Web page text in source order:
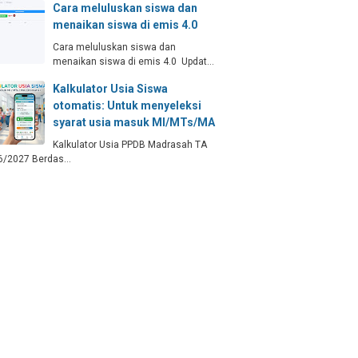
Cara meluluskan siswa dan
menaikan siswa di emis 4.0
Cara meluluskan siswa dan
menaikan siswa di emis 4.0 Updat…
Kalkulator Usia Siswa
otomatis: Untuk menyeleksi
syarat usia masuk MI/MTs/MA
Kalkulator Usia PPDB Madrasah TA
2027 Berdas…